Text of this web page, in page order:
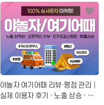
야놀자 여기어때 리뷰·평점 관리│
실제 이용자 후기 · 노출 상승 · 예